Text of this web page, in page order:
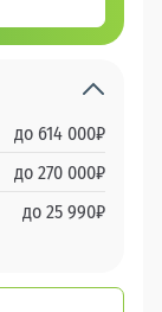
до 614 000₽
до 270 000₽
до 25 990₽